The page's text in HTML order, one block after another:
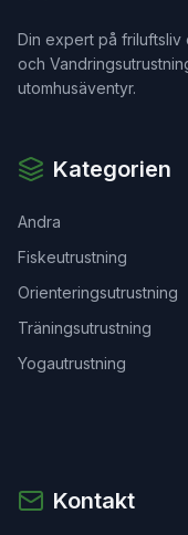
Din expert på friluftsliv
och
utomhusäventyr.
Kategorien
Andra
Fiskeutrustning
Orienteringsutrustning
Träningsutrustning
Yogautrustning
Kontakt